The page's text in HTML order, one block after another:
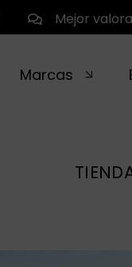
Mejor
Marcas